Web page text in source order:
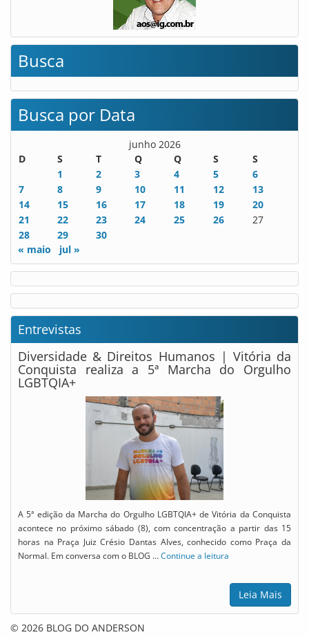
Busca
Busca por Data
junho 2026
D
S T Q Q S
S
1
2 3 4 5
6
7
8 9 10 11 12
13
14
15 16 17 18 19
20
21
22 23 24 25 26
27
28
29
30
« maio
jul »
Entrevistas
Diversidade & Direitos Humanos | Vitória da
Conquista realiza a 5ª Marcha do Orgulho
LGBTQIA+
A 5ª edição da Marcha do Orgulho LGBTQIA+ de Vitória da Conquista
acontece no próximo sábado (8), com concentração a partir das 15
horas na Praça Juiz Crésio Dantas Alves, conhecido como Praça da
Normal. Em conversa com o BLOG …Continue a leitura
Leia Mais
© 2026 BLOG DO ANDERSON